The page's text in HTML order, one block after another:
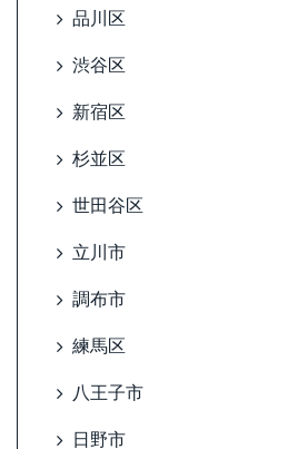
品川区
渋谷区
新宿区
杉並区
世田谷区
立川市
調布市
練馬区
八王子市
日野市